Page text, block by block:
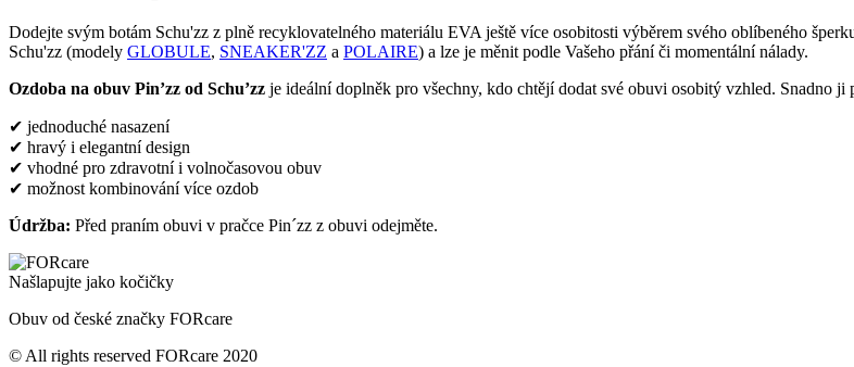
Dodejte svým botám Schu'zz z plně recyklovatelného materiálu EVA ještě více osobitosti výběrem svého oblíbeného
Schu'zz (modely GLOBULE, SNEAKER'ZZ a POLAIRE) a lze je měnit podle Vašeho přání či momentální nálady.
Ozdoba na obuv Pin’zz od Schu’zz je ideální doplněk pro všechny, kdo chtějí dodat své obuvi osobitý vzhled. Snadno
✔ jednoduché nasazení
✔ hravý i elegantní design
✔ vhodné pro zdravotní i volnočasovou obuv
✔ možnost kombinování více ozdob
Údržba: Před praním obuvi v pračce Pin´zz z obuvi odejměte.
Našlapujte jako kočičky
Obuv od české značky FORcare
© All rights reserved FORcare 2020